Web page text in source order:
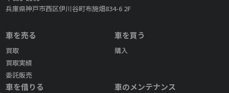
兵庫県神戸市西区伊川谷町布施畑834-6 2F
車を売る
買取
買取実績
委託販売
車を買う
購入
車を借りる 車のメンテナンス